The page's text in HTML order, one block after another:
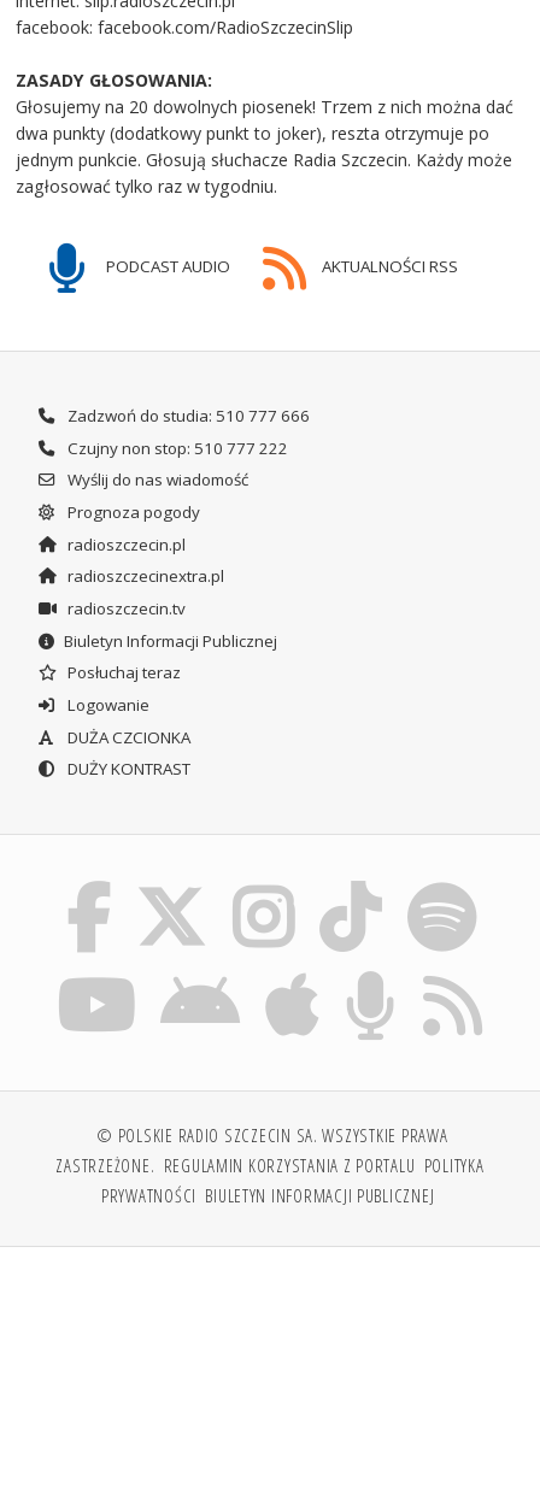
facebook: facebook.com/RadioSzczecinSlip
ZASADY GŁOSOWANIA:
Głosujemy na 20 dowolnych piosenek! Trzem z nich można dać
dwa punkty (dodatkowy punkt to joker), reszta otrzymuje po
jednym punkcie. Głosują słuchacze Radia Szczecin. Każdy może
zagłosować tylko raz w tygodniu.
PODCAST AUDIO AKTUALNOŚCI RSS
Zadzwoń do studia: 510 777 666
Czujny non stop: 510 777 222
Wyślij do nas wiadomość
Prognoza pogody
radioszczecin.pl
radioszczecinextra.pl
radioszczecin.tv
Biuletyn Informacji Publicznej
Posłuchaj teraz
Logowanie
DUŻA CZCIONKA
DUŻY KONTRAST
© POLSKIE RADIO SZCZECIN SA. WSZYSTKIE PRAWA
ZASTRZEŻONE. REGULAMIN KORZYSTANIA Z PORTALU POLITYKA
PRYWATNOŚCI BIULETYN INFORMACJI PUBLICZNEJ